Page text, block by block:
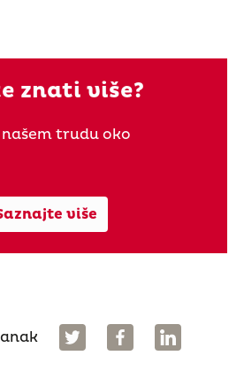
znati više?
trudu oko
više